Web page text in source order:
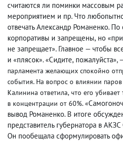
считаются ли поминки массовым
мероприятием и пр. Что
отвечать Александр Романенко.
корпоративы и запрещены, но «
не запрещает». Главное — чтобы
и «плясок».«Сидите, пожалуйста»,
парламента желающих спокойно
события. На вопрос о влиянии
Калинина ответила, что его убивает
в концентрации от 60%. «
вывод Романенко. В итоге
представитель губернатора в
Он пообещала сформулировать